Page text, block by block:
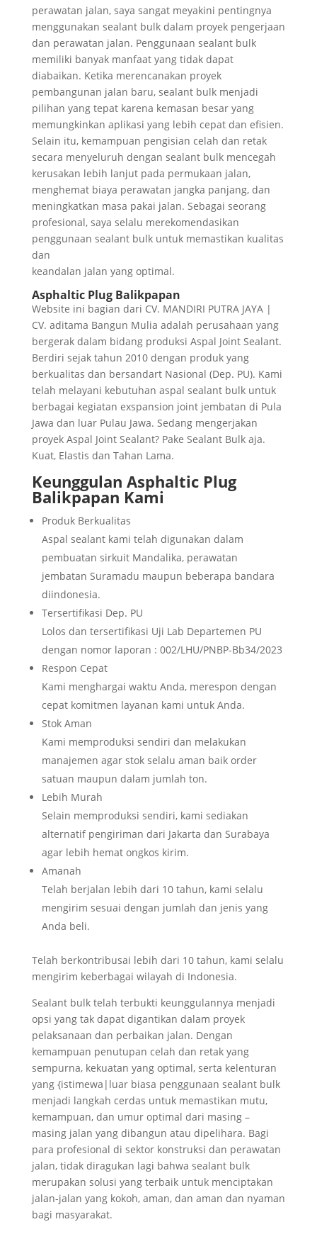
perawatan jalan, saya sangat meyakini pentingnya
menggunakan sealant bulk dalam proyek pengerjaan
dan perawatan jalan. Penggunaan sealant bulk
memiliki banyak manfaat yang tidak dapat
diabaikan. Ketika merencanakan proyek
pembangunan jalan baru, sealant bulk menjadi
pilihan yang tepat karena kemasan besar yang
memungkinkan aplikasi yang lebih cepat dan efisien.
Selain itu, kemampuan pengisian celah dan retak
secara menyeluruh dengan sealant bulk mencegah
kerusakan lebih lanjut pada permukaan jalan,
menghemat biaya perawatan jangka panjang, dan
meningkatkan masa pakai jalan. Sebagai seorang
profesional, saya selalu merekomendasikan
penggunaan sealant bulk untuk memastikan kualitas
dan
keandalan jalan yang optimal.
Asphaltic Plug Balikpapan
Website ini bagian dari CV. MANDIRI PUTRA JAYA |
CV. aditama Bangun Mulia adalah perusahaan yang
bergerak dalam bidang produksi Aspal Joint Sealant.
Berdiri sejak tahun 2010 dengan produk yang
berkualitas dan bersandart Nasional (Dep. PU). Kami
telah melayani kebutuhan aspal sealant bulk untuk
berbagai kegiatan exspansion joint jembatan di Pula
Jawa dan luar Pulau Jawa. Sedang mengerjakan
proyek Aspal Joint Sealant? Pake Sealant Bulk aja.
Kuat, Elastis dan Tahan Lama.
Keunggulan Asphaltic Plug
Balikpapan Kami
Produk Berkualitas
Aspal sealant kami telah digunakan dalam
pembuatan sirkuit Mandalika, perawatan
jembatan Suramadu maupun beberapa bandara
diindonesia.
Tersertifikasi Dep. PU
Lolos dan tersertifikasi Uji Lab Departemen PU
dengan nomor laporan : 002/LHU/PNBP-Bb34/2023
Respon Cepat
Kami menghargai waktu Anda, merespon dengan
cepat komitmen layanan kami untuk Anda.
Stok Aman
Kami memproduksi sendiri dan melakukan
manajemen agar stok selalu aman baik order
satuan maupun dalam jumlah ton.
Lebih Murah
Selain memproduksi sendiri, kami sediakan
alternatif pengiriman dari Jakarta dan Surabaya
agar lebih hemat ongkos kirim.
Amanah
Telah berjalan lebih dari 10 tahun, kami selalu
mengirim sesuai dengan jumlah dan jenis yang
Anda beli.
Telah berkontribusai lebih dari 10 tahun, kami selalu
mengirim keberbagai wilayah di Indonesia.
Sealant bulk telah terbukti keunggulannya menjadi
opsi yang tak dapat digantikan dalam proyek
pelaksanaan dan perbaikan jalan. Dengan
kemampuan penutupan celah dan retak yang
sempurna, kekuatan yang optimal, serta kelenturan
yang {istimewa|luar biasa penggunaan sealant bulk
menjadi langkah cerdas untuk memastikan mutu,
kemampuan, dan umur optimal dari masing –
masing jalan yang dibangun atau dipelihara. Bagi
para profesional di sektor konstruksi dan perawatan
jalan, tidak diragukan lagi bahwa sealant bulk
merupakan solusi yang terbaik untuk menciptakan
jalan-jalan yang kokoh, aman, dan aman dan nyaman
bagi masyarakat.